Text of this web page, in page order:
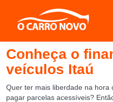
Conheça o
veículos Itaú
Quer ter mais liberdade na hora
pagar parcelas acessíveis?